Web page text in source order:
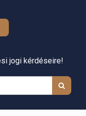
jogi kérdéseire!